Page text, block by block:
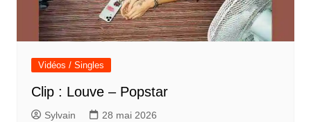
Vidéos / Singles
Clip : Louve – Popstar
Sylvain 28 mai 2026